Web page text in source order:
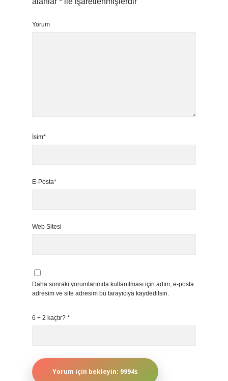
Yorum
İsim*
E-Posta*
Web Sitesi
Daha sonraki yorumlarımda kullanılması için adım, e-posta
adresim ve site adresim bu tarayıcıya kaydedilsin.
6 + 2 kaçtır? *